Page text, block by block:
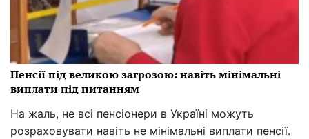
Пенсії під великою загрозою: навіть мінімальні
виплати під питанням
На жаль, не всі пенсіонери в Україні можуть
розраховувати навіть не мінімальні виплати пенсії.